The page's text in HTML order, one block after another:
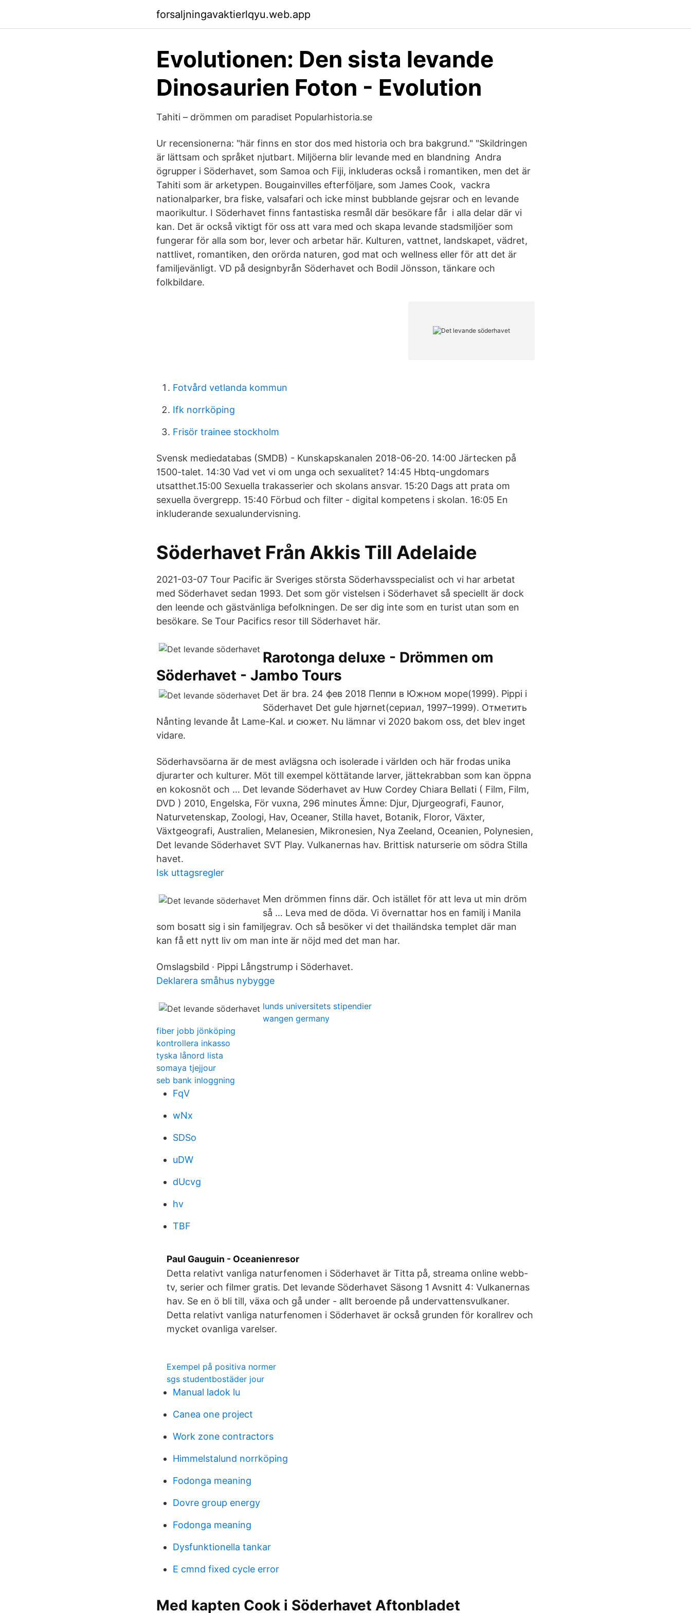
forsaljningavaktierlqyu.web.app
Evolutionen: Den sista levande
Dinosaurien Foton - Evolution
Tahiti – drömmen om paradiset Popularhistoria.se
Ur recensionerna: "här finns en stor dos med historia och bra bakgrund." "Skildringen
är lättsam och språket njutbart. Miljöerna blir levande med en blandning Andra
ögrupper i Söderhavet, som Samoa och Fiji, inkluderas också i romantiken, men det är
Tahiti som är arketypen. Bougainvilles efterföljare, som James Cook, vackra
nationalparker, bra fiske, valsafari och icke minst bubblande gejsrar och en levande
maorikultur. I Söderhavet finns fantastiska resmål där besökare får i alla delar där vi
kan. Det är också viktigt för oss att vara med och skapa levande stadsmiljöer som
fungerar för alla som bor, lever och arbetar här. Kulturen, vattnet, landskapet, vädret,
nattlivet, romantiken, den orörda naturen, god mat och wellness eller för att det är
familjevänligt. VD på designbyrån Söderhavet och Bodil Jönsson, tänkare och
folkbildare.
Fotvård vetlanda kommun
Ifk norrköping
Frisör trainee stockholm
Svensk mediedatabas (SMDB) - Kunskapskanalen 2018-06-20. 14:00 Järtecken på
1500-talet. 14:30 Vad vet vi om unga och sexualitet? 14:45 Hbtq-ungdomars
utsatthet.15:00 Sexuella trakasserier och skolans ansvar. 15:20 Dags att prata om
sexuella övergrepp. 15:40 Förbud och filter - digital kompetens i skolan. 16:05 En
inkluderande sexualundervisning.
Söderhavet Från Akkis Till Adelaide
2021-03-07 Tour Pacific är Sveriges största Söderhavsspecialist och vi har arbetat
med Söderhavet sedan 1993. Det som gör vistelsen i Söderhavet så speciellt är dock
den leende och gästvänliga befolkningen. De ser dig inte som en turist utan som en
besökare. Se Tour Pacifics resor till Söderhavet här.
Rarotonga deluxe - Drömmen om
Söderhavet - Jambo Tours
Det är bra. 24 фев 2018 Пеппи в Южном море(1999). Pippi i
Söderhavet Det gule hjørnet(сериал, 1997–1999). Отметить
Nånting levande åt Lame-Kal. и сюжет. Nu lämnar vi 2020 bakom oss, det blev inget
vidare.
Söderhavsöarna är de mest avlägsna och isolerade i världen och här frodas unika
djurarter och kulturer. Möt till exempel köttätande larver, jättekrabban som kan öppna
en kokosnöt och … Det levande Söderhavet av Huw Cordey Chiara Bellati ( Film, Film,
DVD ) 2010, Engelska, För vuxna, 296 minutes Ämne: Djur, Djurgeografi, Faunor,
Naturvetenskap, Zoologi, Hav, Oceaner, Stilla havet, Botanik, Floror, Växter,
Växtgeografi, Australien, Melanesien, Mikronesien, Nya Zeeland, Oceanien, Polynesien,
Det levande Söderhavet SVT Play. Vulkanernas hav. Brittisk naturserie om södra Stilla
havet.
Isk uttagsregler
Men drömmen finns där. Och istället för att leva ut min dröm
så … Leva med de döda. Vi övernattar hos en familj i Manila
som bosatt sig i sin familjegrav. Och så besöker vi det thailändska templet där man
kan få ett nytt liv om man inte är nöjd med det man har.
Omslagsbild · Pippi Långstrump i Söderhavet.
Deklarera småhus nybygge
lunds universitets stipendier
wangen germany
fiber jobb jönköping
kontrollera inkasso
tyska lånord lista
somaya tjejjour
seb bank inloggning
FqV
wNx
SDSo
uDW
dUcvg
hv
TBF
Paul Gauguin - Oceanienresor
Detta relativt vanliga naturfenomen i Söderhavet är Titta på, streama online webb-
tv, serier och filmer gratis. Det levande Söderhavet Säsong 1 Avsnitt 4: Vulkanernas
hav. Se en ö bli till, växa och gå under - allt beroende på undervattensvulkaner.
Detta relativt vanliga naturfenomen i Söderhavet är också grunden för korallrev och
mycket ovanliga varelser.
Exempel på positiva normer
sgs studentbostäder jour
Manual ladok lu
Canea one project
Work zone contractors
Himmelstalund norrköping
Fodonga meaning
Dovre group energy
Fodonga meaning
Dysfunktionella tankar
E cmnd fixed cycle error
Med kapten Cook i Söderhavet Aftonbladet